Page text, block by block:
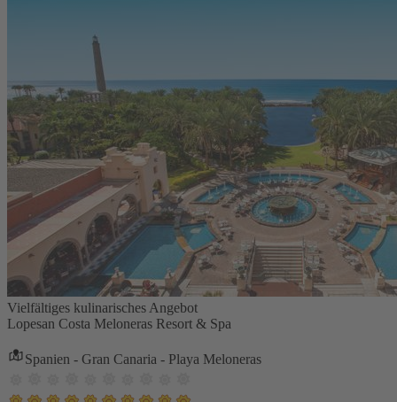
Vielfältiges kulinarisches Angebot
Lopesan Costa Meloneras Resort & Spa
Spanien - Gran Canaria - Playa Meloneras